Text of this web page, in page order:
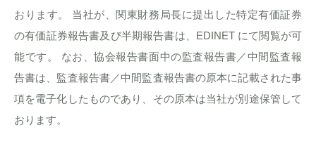
おります。 当社が、関東財務局長に提出した特定有価証券
の有価証券報告書及び半期報告書は、EDINET にて閲覧が可
能です。 なお、協会報告書面中の監査報告書／中間監査報
告書は、監査報告書／中間監査報告書の原本に記載された事
項を電子化したものであり、その原本は当社が別途保管して
おります。